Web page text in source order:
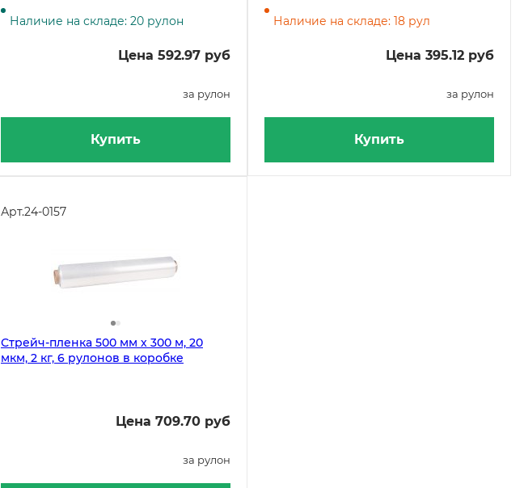
Наличие на складе: 20 рулон
Цена 592.97 руб
за рулон
Купить
Наличие на складе: 18 рул
Цена 395.12 руб
за рулон
Купить
Арт.24-0157
Стрейч-пленка 500 мм х 300 м, 20
мкм, 2 кг, 6 рулонов в коробке
Цена 709.70 руб
за рулон